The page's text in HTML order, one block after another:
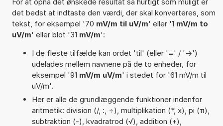
det bedst at indtaste den værdi, der skal konverteres, som
tekst, for eksempel '70 mV/m til uV/m' eller '1 mV/m to
uV/m' eller blot '31 mV/m':
I de fleste tilfælde kan ordet 'til' (eller '=' / '->')
udelades mellem navnene på de to enheder, for
eksempel '91 mV/m uV/m' i stedet for '61 mV/m til
uV/m'.
Her er alle de grundlæggende funktioner indenfor
aritmetik: division (/, :, ÷), multiplikation (*, x), pi (π),
subtraktion (-), kvadratrod (√), addition (+),